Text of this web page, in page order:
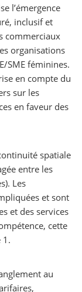
l’émergence
inclusif et
commerciaux
organisations
SME féminines.
en compte du
sur les
en faveur des
spatiale
entre les
Les
et sont
et des services
cette
1.
au